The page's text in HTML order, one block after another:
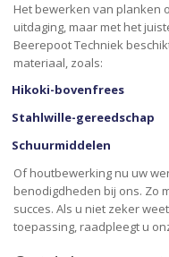
Het bewerken van planken
uitdaging, maar met het
Beerepoot Techniek
materiaal, zoals:
Hikoki-bovenfrees
Stahlwille-gereedschap
Schuurmiddelen
Of houtbewerking nu uw
benodigdheden bij ons. Zo
succes. Als u niet zeker
toepassing, raadpleegt u